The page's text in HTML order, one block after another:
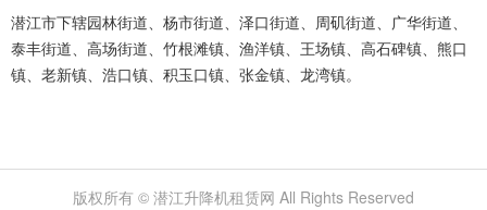
潜江市下辖园林街道、杨市街道、泽口街道、周矶街道、广华街道、
泰丰街道、高场街道、竹根滩镇、渔洋镇、王场镇、高石碑镇、熊口
镇、老新镇、浩口镇、积玉口镇、张金镇、龙湾镇。
版权所有 © 潜江升降机租赁网 All Rights Reserved